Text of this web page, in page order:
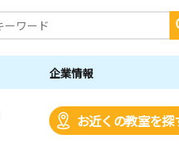
企業情報
お近くの教室を探